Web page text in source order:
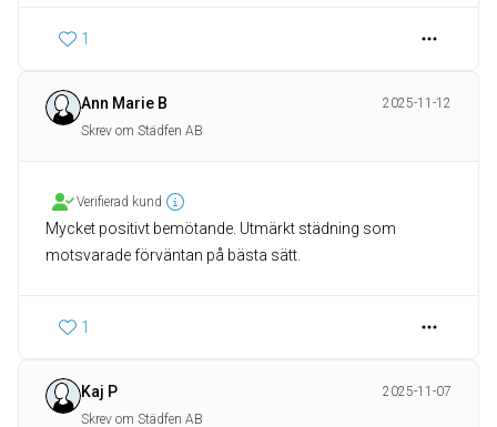
1
Ann Marie B
2025-11-12
Skrev om Städfen AB
Verifierad kund
Mycket positivt bemötande. Utmärkt städning som
motsvarade förväntan på bästa sätt.
1
Kaj P
2025-11-07
Skrev om Städfen AB